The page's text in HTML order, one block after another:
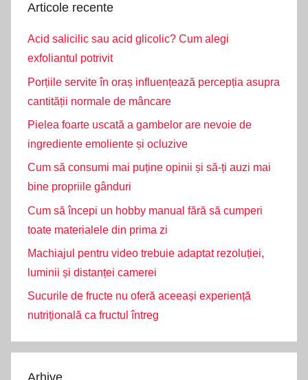
Articole recente
Acid salicilic sau acid glicolic? Cum alegi
exfoliantul potrivit
Porțiile servite în oraș influențează percepția asupra
cantității normale de mâncare
Pielea foarte uscată a gambelor are nevoie de
ingrediente emoliente și ocluzive
Cum să consumi mai puține opinii și să-ți auzi mai
bine propriile gânduri
Cum să începi un hobby manual fără să cumperi
toate materialele din prima zi
Machiajul pentru video trebuie adaptat rezoluției,
luminii și distanței camerei
Sucurile de fructe nu oferă aceeași experiență
nutrițională ca fructul întreg